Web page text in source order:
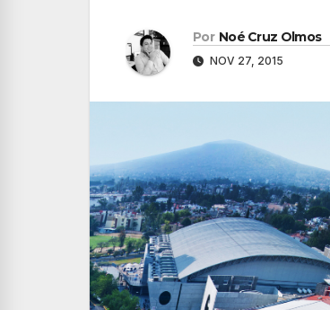
Por Noé Cruz Olmos
NOV 27, 2015